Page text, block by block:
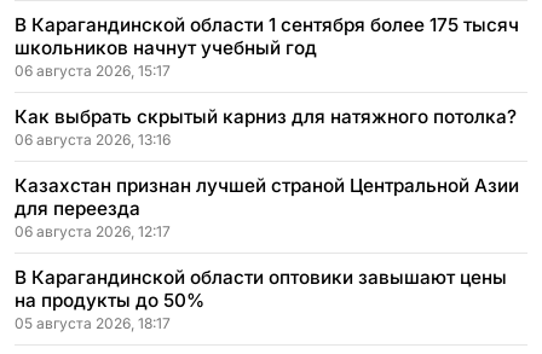
В Карагандинской области 1 сентября более 175 тысяч
школьников начнут учебный год
06 августа 2026, 15:17
Как выбрать скрытый карниз для натяжного потолка?
06 августа 2026, 13:16
Казахстан признан лучшей страной Центральной Азии
для переезда
06 августа 2026, 12:17
В Карагандинской области оптовики завышают цены
на продукты до 50%
05 августа 2026, 18:17